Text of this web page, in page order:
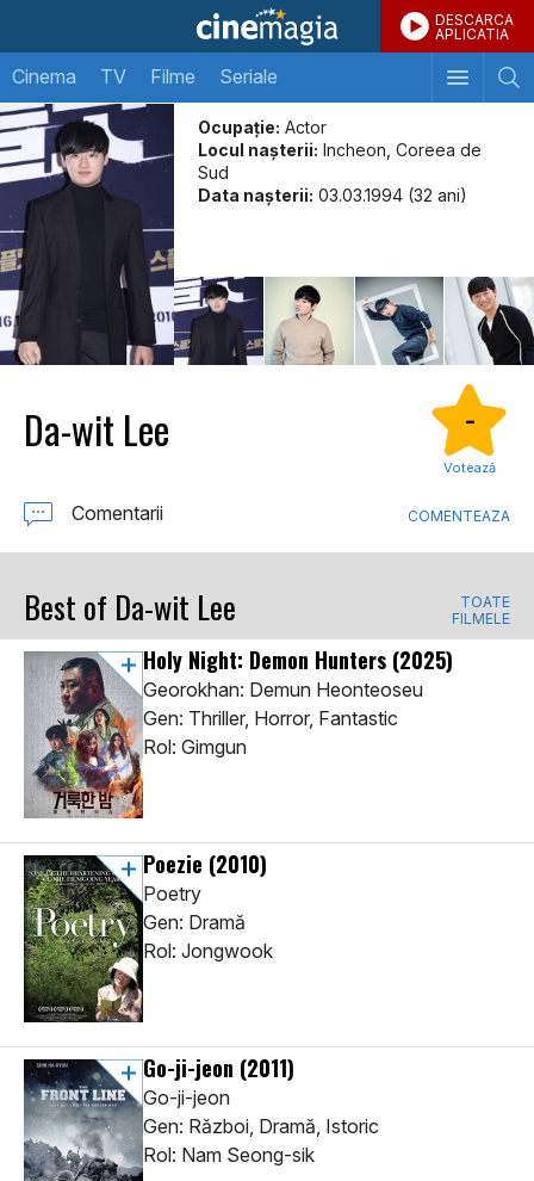
DESCARCA
APLICATIA
Cinema TV Filme Seriale
Ocupație: Actor
Locul naşterii: Incheon, Coreea de
Sud
Data naşterii: 03.03.1994 (32 ani)
Da-wit Lee -
Votează
Comentarii COMENTEAZA
Best of Da-wit Lee
TOATE
FILMELE
Holy Night: Demon Hunters (2025)
Georokhan: Demun Heonteoseu
Gen: Thriller, Horror, Fantastic
Rol: Gimgun
Poezie (2010)
Poetry
Gen: Dramă
Rol: Jongwook
Go-ji-jeon (2011)
Go-ji-jeon
Gen: Război, Dramă, Istoric
Rol: Nam Seong-sik